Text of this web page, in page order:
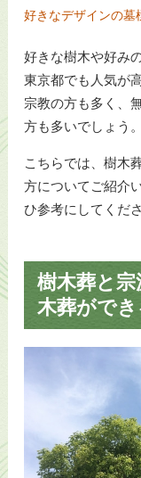
好きなデザインの墓
好きな樹木や好み
東京都でも人気が
宗教の方も多く、
方も多いでしょう。
こちらでは、樹木
方についてご紹介
ひ参考にしてくださ
樹木葬と
木葬がで